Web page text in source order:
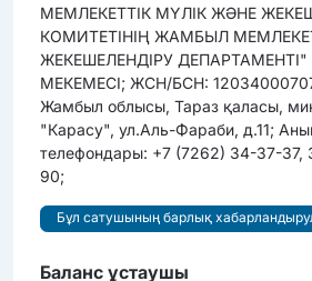
МЕМЛЕКЕТТІК МҮЛІК ЖӘНЕ
КОМИТЕТІНІҢ ЖАМБЫЛ
ЖЕКЕШЕЛЕНДІРУ ДЕПАРТАМЕНТІ"
МЕКЕМЕСІ; ЖСН/БСН:
Жамбыл облысы, Тараз қаласы,
"Карасу", ул.Аль-Фараби, д.11;
телефондары: +7 (7262) 34-37-37,
90;
Бұл сатушының барлық
Баланс ұстаушы